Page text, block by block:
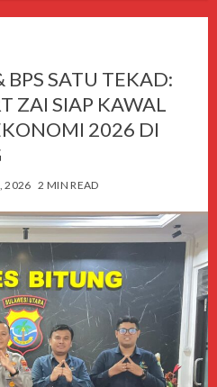
BPS SATU TEKAD:
ZAI SIAP KAWAL
2026 DI
2026 2 MIN READ